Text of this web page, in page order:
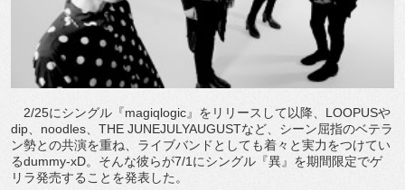
2/25にシングル『magiqlogic』をリリースして以降、LOOPUSや
dip、noodles、THE JUNEJULYAUGUSTなど、シーン屈指のベテラ
ン勢との共演を重ね、ライブバンドとしても着々と実力をつけてい
るdummy-xD。そんな彼らが7/1にシングル『異』を期間限定でゲ
リラ発売することを発表した。